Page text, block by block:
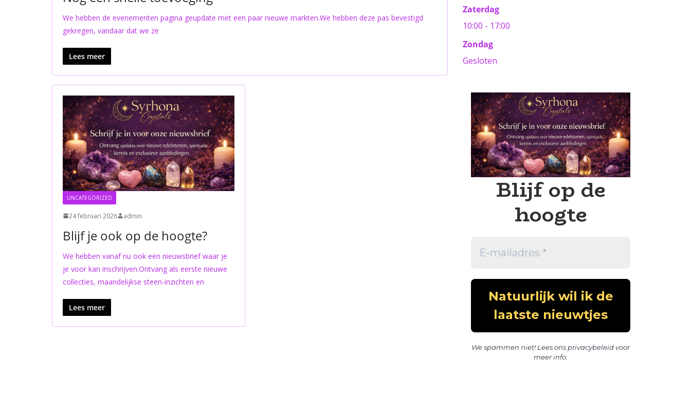
We hebben de evenementen pagina geupdate met een paar nieuwe markten.We hebben deze pas bevestigd
gekregen, vandaar dat we ze
Lees meer
UNCATEGORIZED
24 februari 2026 admin
Blijf je ook op de hoogte?
We hebben vanaf nu ook een nieuwsbrief waar je
je voor kan inschrijven.Ontvang als eerste nieuwe
collecties, maandelijkse steen-inzichten en
Lees meer
Zaterdag
10:00 - 17:00
Zondag
Gesloten
Blijf op de
hoogte
We spammen niet! Lees ons privacybeleidvoor
meer info.